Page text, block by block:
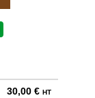
30,00 € HT